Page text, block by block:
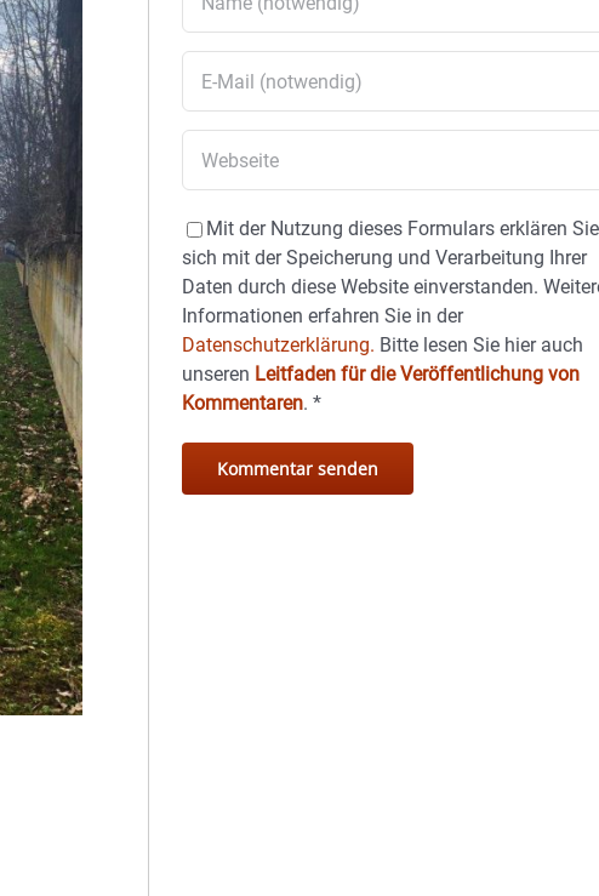
Mit der Nutzung dieses Formulars erklären Sie
sich mit der Speicherung und Verarbeitung Ihrer
Daten durch diese Website einverstanden.
Informationen erfahren Sie in der
Datenschutzerklärung. Bitte lesen Sie hier auch
unseren Leitfaden für die Veröffentlichung von
Kommentaren.*